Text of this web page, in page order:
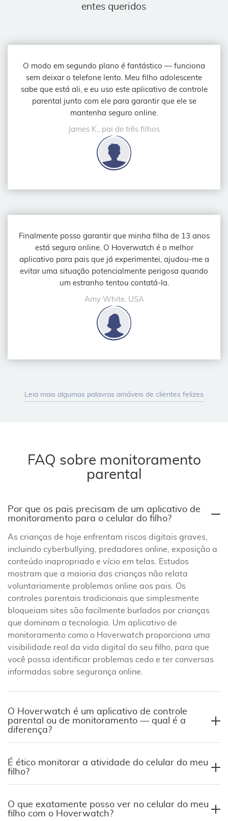
entes queridos
Finalmente posso garantir que minha filha de 13 anos
está segura online. O Hoverwatch é o melhor
aplicativo para pais que já experimentei, ajudou-me a
evitar uma situação potencialmente perigosa quando
um estranho tentou contatá-la.
Amy White, USA
O modo em segundo plano é fantástico — funciona
sem deixar o telefone lento. Meu filho adolescente
sabe que está ali, e eu uso este aplicativo de controle
parental junto com ele para garantir que ele se
mantenha seguro online.
James K., pai de três filhos
Leia mais algumas palavras amáveis de clientes felizes
FAQ sobre monitoramento
parental
Por que os pais precisam de um aplicativo de
monitoramento para o celular do filho?
As crianças de hoje enfrentam riscos digitais graves,
incluindo cyberbullying, predadores online, exposição a
conteúdo inapropriado e vício em telas. Estudos
mostram que a maioria das crianças não relata
voluntariamente problemas online aos pais. Os
controles parentais tradicionais que simplesmente
bloqueiam sites são facilmente burlados por crianças
que dominam a tecnologia. Um aplicativo de
monitoramento como o Hoverwatch proporciona uma
visibilidade real da vida digital do seu filho, para que
você possa identificar problemas cedo e ter conversas
informadas sobre segurança online.
O Hoverwatch é um aplicativo de controle
parental ou de monitoramento — qual é a
diferença?
É ético monitorar a atividade do celular do meu
filho?
O que exatamente posso ver no celular do meu
filho com o Hoverwatch?